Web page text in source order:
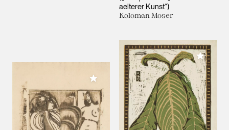
aelterer Kunst“)
Koloman Moser
Meiner Sammlung hinzufügen
Meiner